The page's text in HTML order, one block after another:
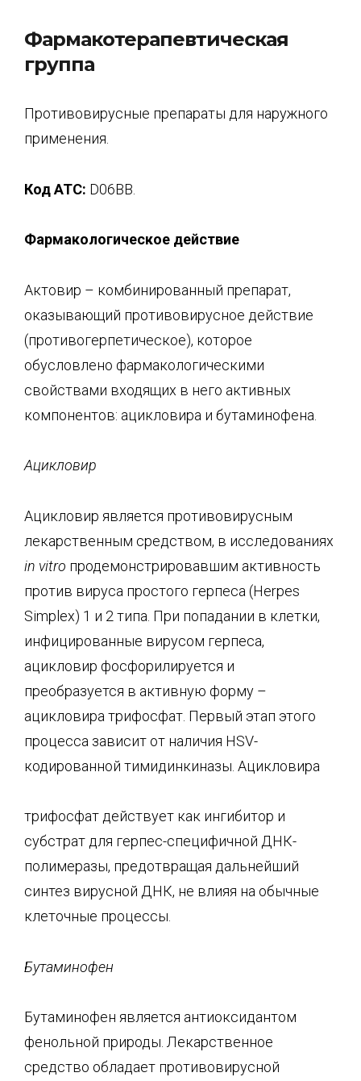
Фармакотерапевтическая
группа
Противовирусные препараты для наружного
применения.
КодАТС: D06BB.
Фармакологическое действие
Актовир – комбинированный препарат,
оказывающий противовирусное действие
(противогерпетическое), которое
обусловлено фармакологическими
свойствами входящих в него активных
компонентов: ацикловира и бутаминофена.
Ацикловир
Ацикловир является противовирусным
лекарственным средством, в исследованиях
in vitro продемонстрировавшим активность
против вируса простого герпеса (Herpes
Simplex) 1 и 2 типа. При попадании в клетки,
инфицированные вирусом герпеса,
ацикловир фосфорилируется и
преобразуется в активную форму –
ацикловира трифосфат. Первый этап этого
процесса зависит от наличия HSV-
кодированной тимидинкиназы. Ацикловира
трифосфат действует как ингибитор и
субстрат для герпес-специфичной ДНК-
полимеразы, предотвращая дальнейший
синтез вирусной ДНК, не влияя на обычные
клеточные процессы.
Бутаминофен
Бутаминофен является антиоксидантом
фенольной природы. Лекарственное
средство обладает противовирусной